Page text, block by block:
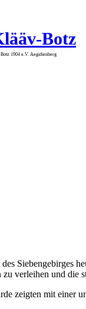
Botz
1904 e.V. Aegidienberg
Siebengebirges
verleihen und
zeigten mit